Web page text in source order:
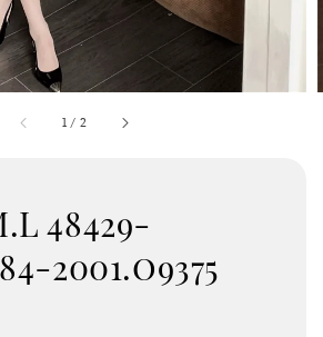
1 / 2
48429-
2001.o9375